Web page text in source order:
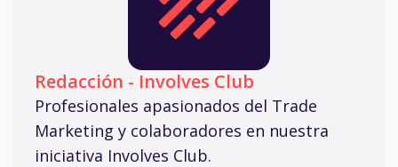
Redacción - Involves Club
Profesionales apasionados del Trade
Marketing y colaboradores en nuestra
iniciativa Involves Club.